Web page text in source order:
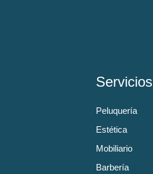
Servicios
Peluquería
Estética
Mobiliario
Barbería